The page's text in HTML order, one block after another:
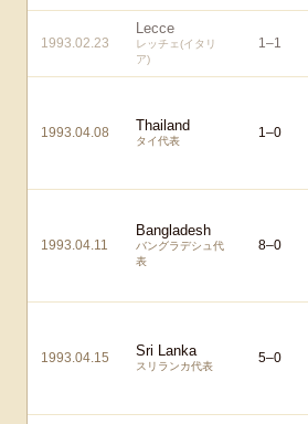
1993.02.23
Lecce
レッチェ(イタリ
ア)
1–1
1993.04.08 Thailand
タイ代表
1–0
1993.04.11
Bangladesh
バングラデシュ代
表
8–0
1993.04.15 Sri Lanka
スリランカ代表
5–0